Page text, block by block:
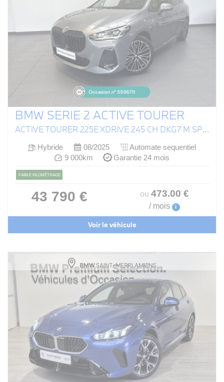
BMW SERIE 2 ACTIVE TOURER
ACTIVE TOURER 225E XDRIVE 245 CH DKG7 M SPORT
Hybride 08/2025
Automate sequentiel
9 000km
Garantie 24 mois
FAIBLE KILOMÉTRAGE
43 790 € ou 473.00 €
/ mois i
Voir le véhicule